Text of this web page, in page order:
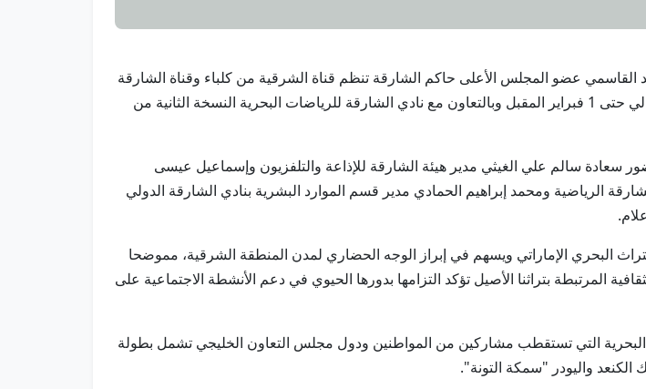
محمد القاسمي عضو المجلس الأعلى حاكم الشارقة تنظم قناة الشرقية من كلباء وقناة الشارقة
الرياضية التابعتان لهيئة الشارقة للإذاعة والتلفزيون خلال الفترة من 29 يناير الحالي حتى 1 فبراير المقبل وبالتعاون مع نادي الشارقة للرياضات البحرية النسخة الثانية من
سعادة سالم علي الغيثي مدير هيئة الشارقة للإذاعة والتلفزيون وإسماعيل عيسى
الرياضية ومحمد إبراهيم الحمادي مدير قسم الموارد البشرية بنادي الشارقة الدولي
البحري الإماراتي ويسهم في إبراز الوجه الحضاري لمدن المنطقة الشرقية، مموضحا
المرتبطة بتراثنا الأصيل تؤكد التزامها بدورها الحيوي في دعم الأنشطة الاجتماعية على
التي تستقطب مشاركين من المواطنين ودول مجلس التعاون الخليجي تشمل بطولة